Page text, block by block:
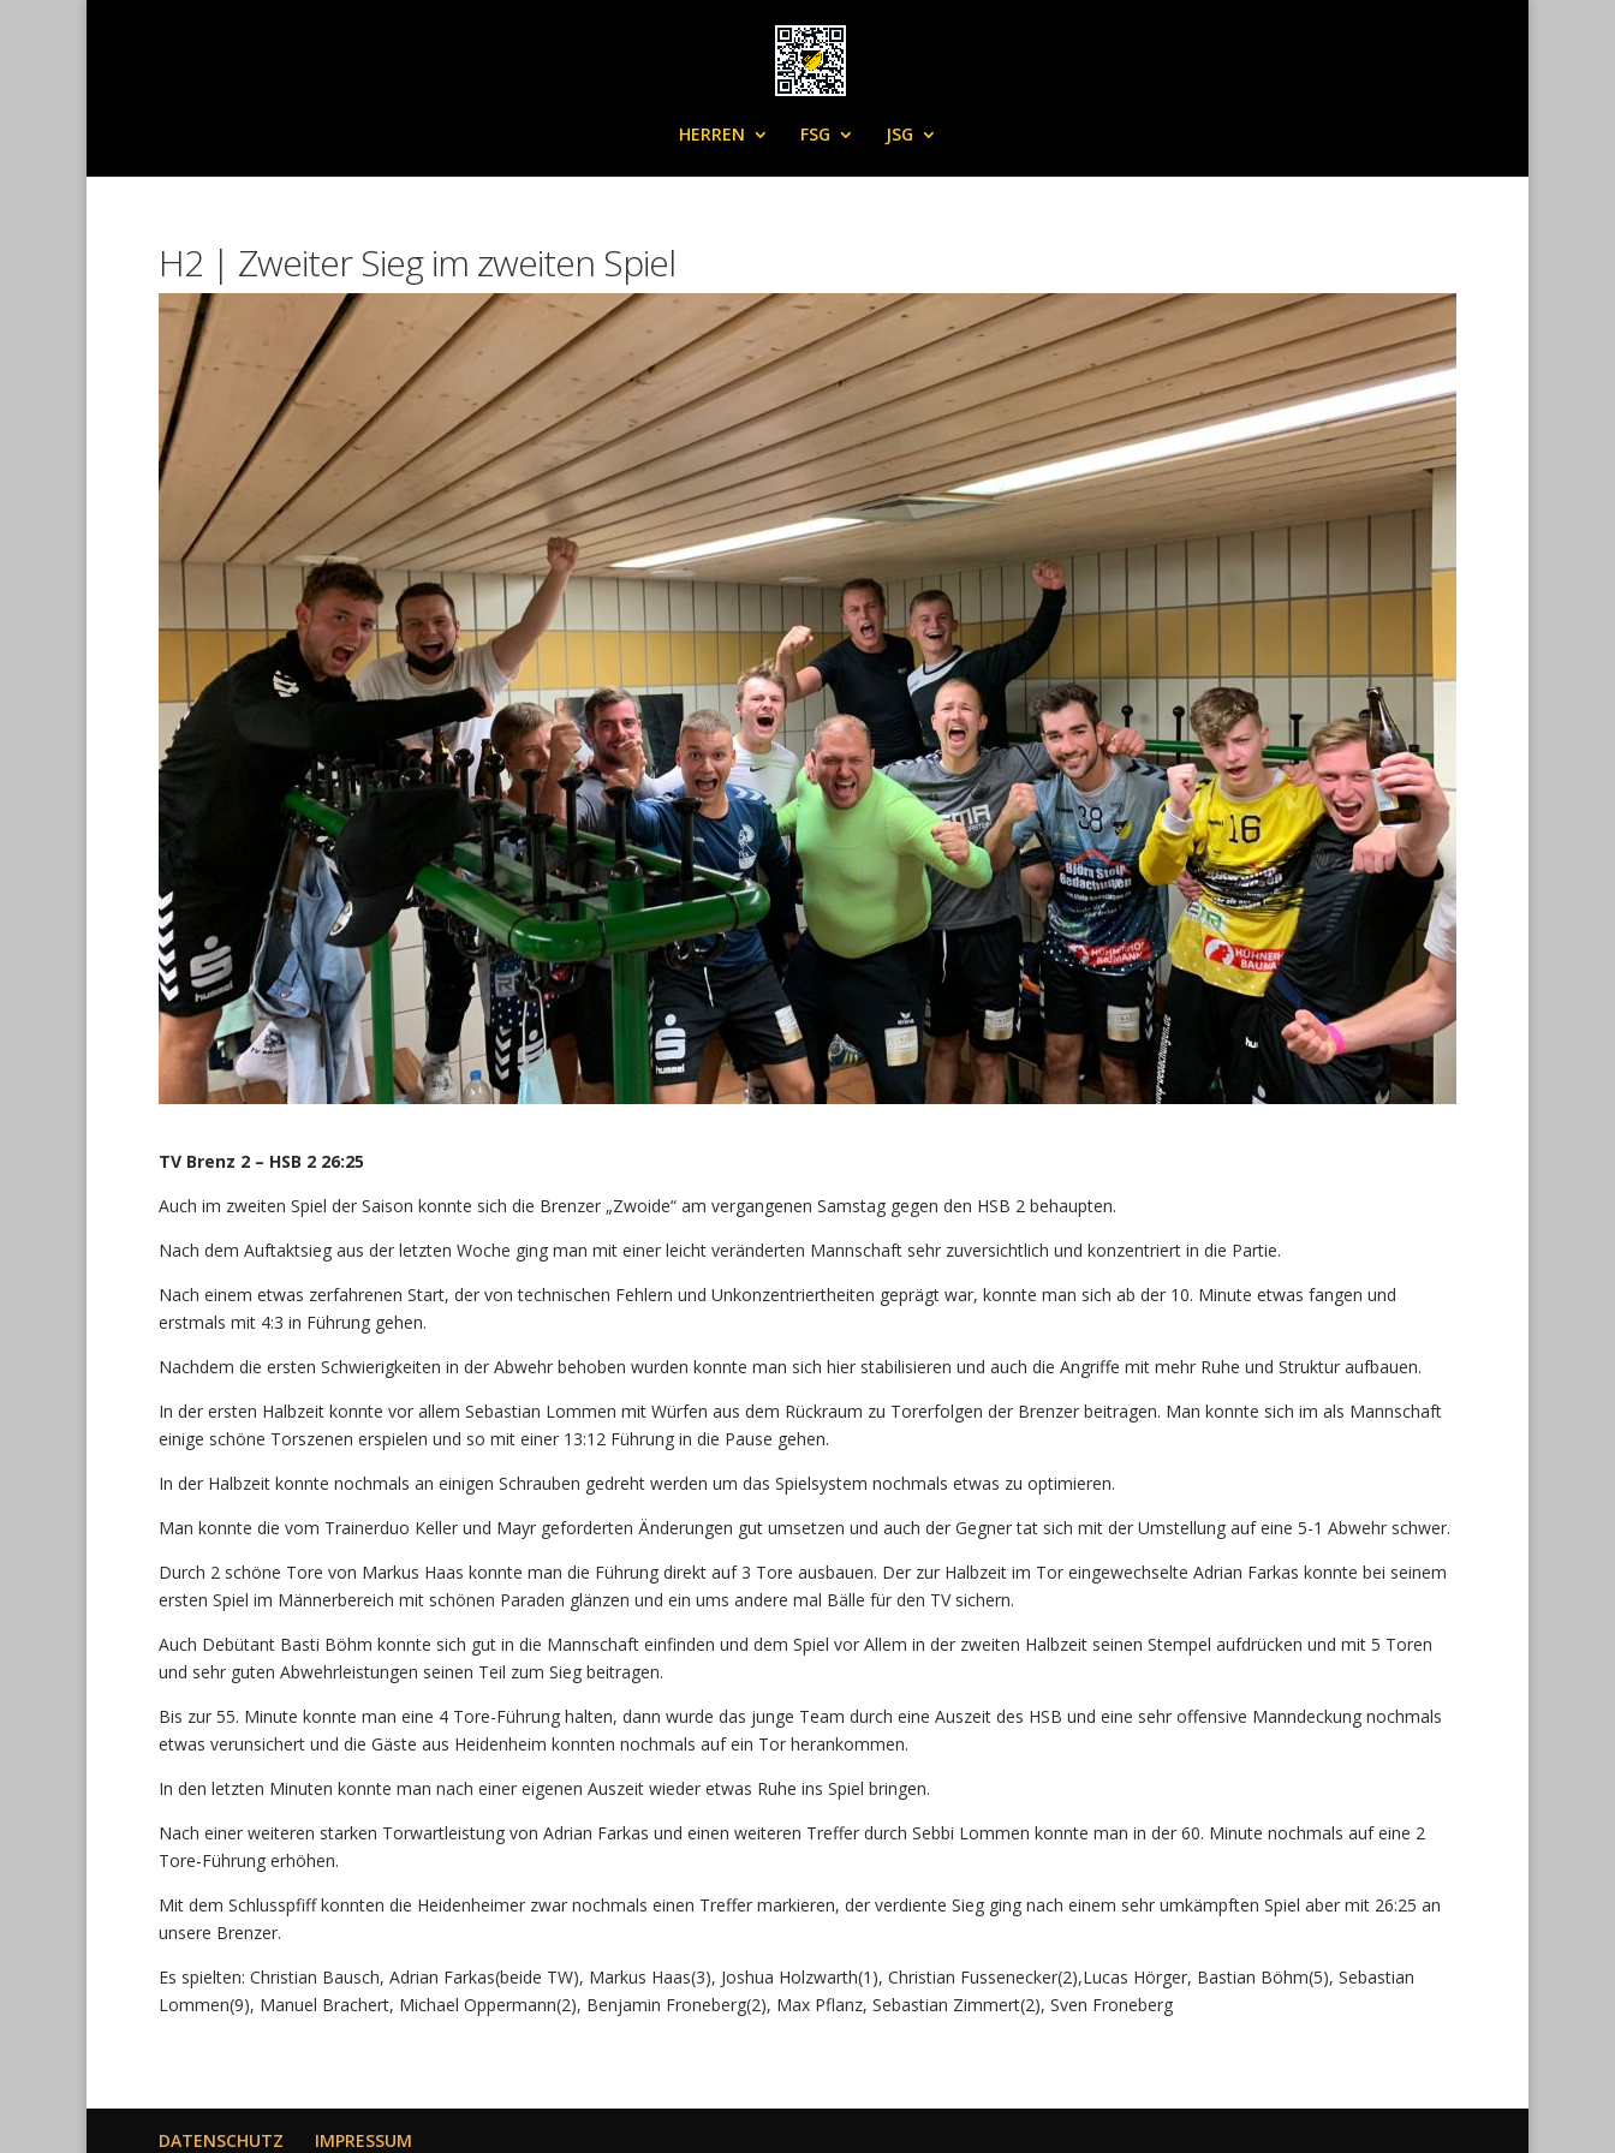
HERREN FSG JSG
H2 | Zweiter Sieg im zweiten Spiel
TV Brenz 2 – HSB 2 26:25
Auch im zweiten Spiel der Saison konnte sich die Brenzer „Zwoide“ am vergangenen Samstag gegen den HSB 2 behaupten.
Nach dem Auftaktsieg aus der letzten Woche ging man mit einer leicht veränderten Mannschaft sehr zuversichtlich und konzentriert in die Partie.
Nach einem etwas zerfahrenen Start, der von technischen Fehlern und Unkonzentriertheiten geprägt war, konnte man sich ab der 10. Minute etwas fangen und
erstmals mit 4:3 in Führung gehen.
Nachdem die ersten Schwierigkeiten in der Abwehr behoben wurden konnte man sich hier stabilisieren und auch die Angriffe mit mehr Ruhe und Struktur aufbauen.
In der ersten Halbzeit konnte vor allem Sebastian Lommen mit Würfen aus dem Rückraum zu Torerfolgen der Brenzer beitragen. Man konnte sich im als Mannschaft
einige schöne Torszenen erspielen und so mit einer 13:12 Führung in die Pause gehen.
In der Halbzeit konnte nochmals an einigen Schrauben gedreht werden um das Spielsystem nochmals etwas zu optimieren.
Man konnte die vom Trainerduo Keller und Mayr geforderten Änderungen gut umsetzen und auch der Gegner tat sich mit der Umstellung auf eine 5-1 Abwehr schwer.
Durch 2 schöne Tore von Markus Haas konnte man die Führung direkt auf 3 Tore ausbauen. Der zur Halbzeit im Tor eingewechselte Adrian Farkas konnte bei seinem
ersten Spiel im Männerbereich mit schönen Paraden glänzen und ein ums andere mal Bälle für den TV sichern.
Auch Debütant Basti Böhm konnte sich gut in die Mannschaft einfinden und dem Spiel vor Allem in der zweiten Halbzeit seinen Stempel aufdrücken und mit 5 Toren
und sehr guten Abwehrleistungen seinen Teil zum Sieg beitragen.
Bis zur 55. Minute konnte man eine 4 Tore-Führung halten, dann wurde das junge Team durch eine Auszeit des HSB und eine sehr offensive Manndeckung nochmals
etwas verunsichert und die Gäste aus Heidenheim konnten nochmals auf ein Tor herankommen.
In den letzten Minuten konnte man nach einer eigenen Auszeit wieder etwas Ruhe ins Spiel bringen.
Nach einer weiteren starken Torwartleistung von Adrian Farkas und einen weiteren Treffer durch Sebbi Lommen konnte man in der 60. Minute nochmals auf eine 2
Tore-Führung erhöhen.
Mit dem Schlusspfiff konnten die Heidenheimer zwar nochmals einen Treffer markieren, der verdiente Sieg ging nach einem sehr umkämpften Spiel aber mit 26:25 an
unsere Brenzer.
Es spielten: Christian Bausch, Adrian Farkas(beide TW), Markus Haas(3), Joshua Holzwarth(1), Christian Fussenecker(2),Lucas Hörger, Bastian Böhm(5), Sebastian
Lommen(9), Manuel Brachert, Michael Oppermann(2), Benjamin Froneberg(2), Max Pflanz, Sebastian Zimmert(2), Sven Froneberg
DATENSCHUTZ IMPRESSUM